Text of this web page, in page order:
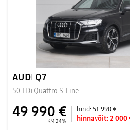
AUDI Q7
50 TDi Quattro S-Line
49 990 €
KM 24%
hind: 51 990 €
hinnavõit:2 000